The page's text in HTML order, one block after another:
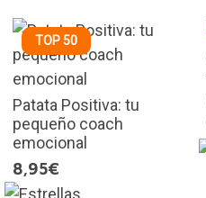
TOP 50
Patata Positiva: tu
pequeño coach
emocional
8,95€